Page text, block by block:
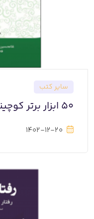
سایر کتب
50 ابزار برتر کوچینگ
1402-12-20